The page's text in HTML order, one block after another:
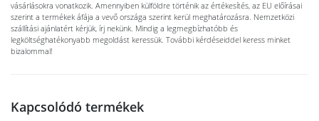
vásárlásokra vonatkozik. Amennyiben külföldre történik az értékesítés, az EU előírásai
szerint a termékek áfája a vevő országa szerint kerül meghatározásra. Nemzetközi
szállítási ajánlatért kérjük, írj nekünk. Mindig a legmegbízhatóbb és
legköltséghatékonyabb megoldást keressük. További kérdéseiddel keress minket
bizalommal!
Kapcsolódó termékek